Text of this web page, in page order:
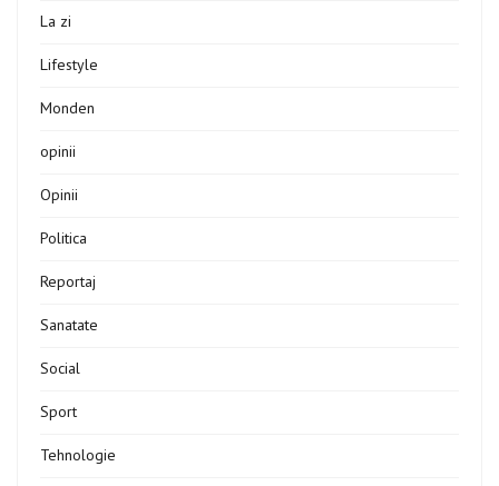
La zi
Lifestyle
Monden
opinii
Opinii
Politica
Reportaj
Sanatate
Social
Sport
Tehnologie